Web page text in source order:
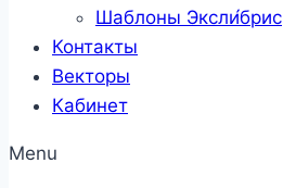
Шаблоны Эксли́брис
Контакты
Векторы
Кабинет
Menu